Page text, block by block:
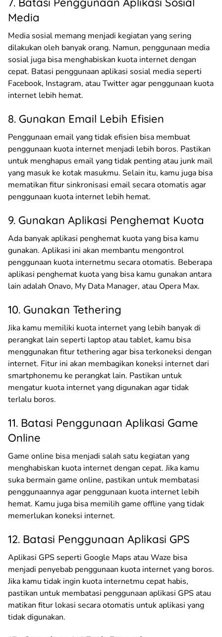
Media
Media sosial memang menjadi kegiatan yang sering
dilakukan oleh banyak orang. Namun, penggunaan media
sosial juga bisa menghabiskan kuota internet dengan
cepat. Batasi penggunaan aplikasi sosial media seperti
Facebook, Instagram, atau Twitter agar penggunaan kuota
internet lebih hemat.
8. Gunakan Email Lebih Efisien
Penggunaan email yang tidak efisien bisa membuat
penggunaan kuota internet menjadi lebih boros. Pastikan
untuk menghapus email yang tidak penting atau junk mail
yang masuk ke kotak masukmu. Selain itu, kamu juga bisa
mematikan fitur sinkronisasi email secara otomatis agar
penggunaan kuota internet lebih hemat.
9. Gunakan Aplikasi Penghemat Kuota
Ada banyak aplikasi penghemat kuota yang bisa kamu
gunakan. Aplikasi ini akan membantu mengontrol
penggunaan kuota internetmu secara otomatis. Beberapa
aplikasi penghemat kuota yang bisa kamu gunakan antara
lain adalah Onavo, My Data Manager, atau Opera Max.
10. Gunakan Tethering
Jika kamu memiliki kuota internet yang lebih banyak di
perangkat lain seperti laptop atau tablet, kamu bisa
menggunakan fitur tethering agar bisa terkoneksi dengan
internet. Fitur ini akan membagikan koneksi internet dari
smartphonemu ke perangkat lain. Pastikan untuk
mengatur kuota internet yang digunakan agar tidak
terlalu boros.
11. Batasi Penggunaan Aplikasi Game
Online
Game online bisa menjadi salah satu kegiatan yang
menghabiskan kuota internet dengan cepat. Jika kamu
suka bermain game online, pastikan untuk membatasi
penggunaannya agar penggunaan kuota internet lebih
hemat. Kamu juga bisa memilih game offline yang tidak
memerlukan koneksi internet.
12. Batasi Penggunaan Aplikasi GPS
Aplikasi GPS seperti Google Maps atau Waze bisa
menjadi penyebab penggunaan kuota internet yang boros.
Jika kamu tidak ingin kuota internetmu cepat habis,
pastikan untuk membatasi penggunaan aplikasi GPS atau
matikan fitur lokasi secara otomatis untuk aplikasi yang
tidak digunakan.